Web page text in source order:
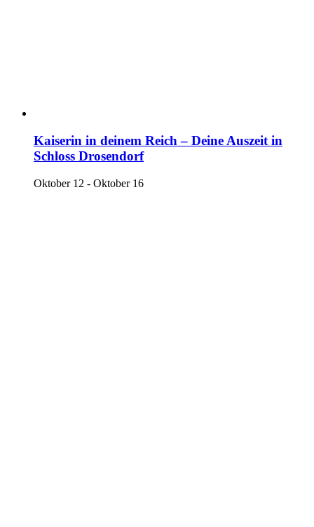
Kaiserin in deinem Reich – Deine Auszeit in
Schloss Drosendorf
Oktober 12 - Oktober 16